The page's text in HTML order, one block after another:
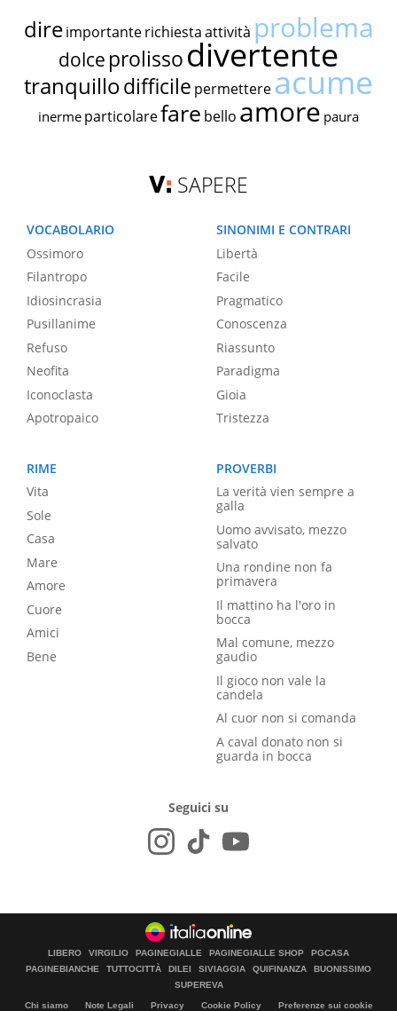
dire importante richiestaattività problema
dolce prolissodivertente
tranquillodifficile permettereacume
inerme particolarefare bello amore paura
SAPERE
VOCABOLARIO
Ossimoro
Filantropo
Idiosincrasia
Pusillanime
Refuso
Neofita
Iconoclasta
Apotropaico
SINONIMI E CONTRARI
Libertà
Facile
Pragmatico
Conoscenza
Riassunto
Paradigma
Gioia
Tristezza
RIME
Vita
Sole
Casa
Mare
Amore
Cuore
Amici
Bene
PROVERBI
La verità vien sempre a
galla
Uomo avvisato, mezzo
salvato
Una rondine non fa
primavera
Il mattino ha l'oro in
bocca
Mal comune, mezzo
gaudio
Il gioco non vale la
candela
Al cuor non si comanda
A caval donato non si
guarda in bocca
Seguici su
LIBERO VIRGILIO PAGINEGIALLE PAGINEGIALLE SHOP
PGCASA
PAGINEBIANCHE
TUTTOCITTÀ DILEI SIVIAGGIA QUIFINANZA
BUONISSIMO
SUPEREVA
Chi siamo Note Legali Privacy Cookie Policy Preferenze sui cookie